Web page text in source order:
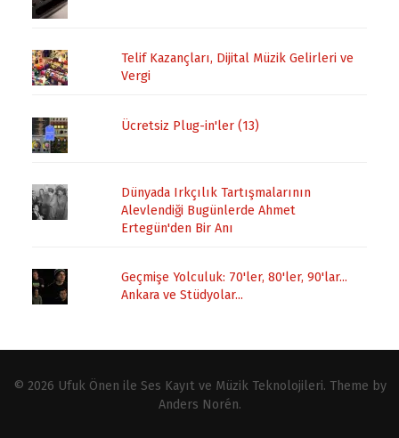
Telif Kazançları, Dijital Müzik Gelirleri ve
Vergi
Ücretsiz Plug-in'ler (13)
Dünyada Irkçılık Tartışmalarının
Alevlendiği Bugünlerde Ahmet
Ertegün'den Bir Anı
Geçmişe Yolculuk: 70'ler, 80'ler, 90'lar...
Ankara ve Stüdyolar...
© 2026 Ufuk Önen ile Ses Kayıt ve Müzik Teknolojileri. Theme by
Anders Norén.